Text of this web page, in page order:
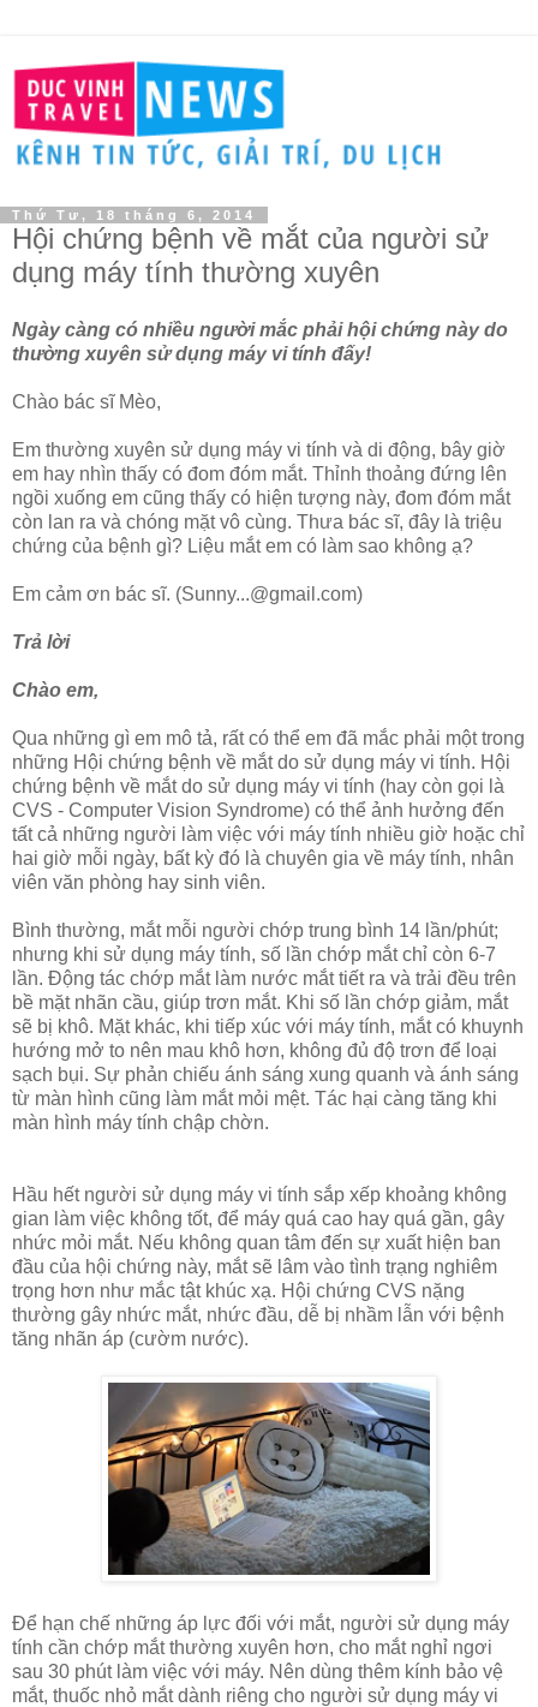
Thứ Tư, 18 tháng 6, 2014
Hội chứng bệnh về mắt của người sử
dụng máy tính thường xuyên
Ngày càng có nhiều người mắc phải hội chứng này do
thường xuyên sử dụng máy vi tính đấy!
Chào bác sĩ Mèo,
Em thường xuyên sử dụng máy vi tính và di động, bây giờ
em hay nhìn thấy có đom đóm mắt. Thỉnh thoảng đứng lên
ngồi xuống em cũng thấy có hiện tượng này, đom đóm mắt
còn lan ra và chóng mặt vô cùng. Thưa bác sĩ, đây là triệu
chứng của bệnh gì? Liệu mắt em có làm sao không ạ?
Em cảm ơn bác sĩ. (Sunny...@gmail.com)
Trả lời
Chào em,
Qua những gì em mô tả, rất có thể em đã mắc phải một trong
những Hội chứng bệnh về mắt do sử dụng máy vi tính. Hội
chứng bệnh về mắt do sử dụng máy vi tính (hay còn gọi là
CVS - Computer Vision Syndrome) có thể ảnh hưởng đến
tất cả những người làm việc với máy tính nhiều giờ hoặc chỉ
hai giờ mỗi ngày, bất kỳ đó là chuyên gia về máy tính, nhân
viên văn phòng hay sinh viên.
Bình thường, mắt mỗi người chớp trung bình 14 lần/phút;
nhưng khi sử dụng máy tính, số lần chớp mắt chỉ còn 6-7
lần. Động tác chớp mắt làm nước mắt tiết ra và trải đều trên
bề mặt nhãn cầu, giúp trơn mắt. Khi số lần chớp giảm, mắt
sẽ bị khô. Mặt khác, khi tiếp xúc với máy tính, mắt có khuynh
hướng mở to nên mau khô hơn, không đủ độ trơn để loại
sạch bụi. Sự phản chiếu ánh sáng xung quanh và ánh sáng
từ màn hình cũng làm mắt mỏi mệt. Tác hại càng tăng khi
màn hình máy tính chập chờn.
Hầu hết người sử dụng máy vi tính sắp xếp khoảng không
gian làm việc không tốt, để máy quá cao hay quá gần, gây
nhức mỏi mắt. Nếu không quan tâm đến sự xuất hiện ban
đầu của hội chứng này, mắt sẽ lâm vào tình trạng nghiêm
trọng hơn như mắc tật khúc xạ. Hội chứng CVS nặng
thường gây nhức mắt, nhức đầu, dễ bị nhầm lẫn với bệnh
tăng nhãn áp (cườm nước).
Để hạn chế những áp lực đối với mắt, người sử dụng máy
tính cần chớp mắt thường xuyên hơn, cho mắt nghỉ ngơi
sau 30 phút làm việc với máy. Nên dùng thêm kính bảo vệ
mắt, thuốc nhỏ mắt dành riêng cho người sử dụng máy vi